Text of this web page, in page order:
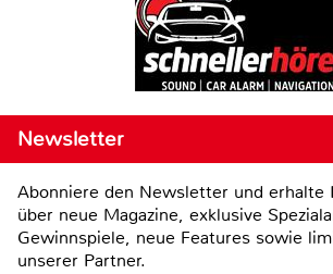
Newsletter
Abonniere den Newsletter und erhalte
über neue Magazine, exklusive
Gewinnspiele, neue Features sowie
unserer Partner.